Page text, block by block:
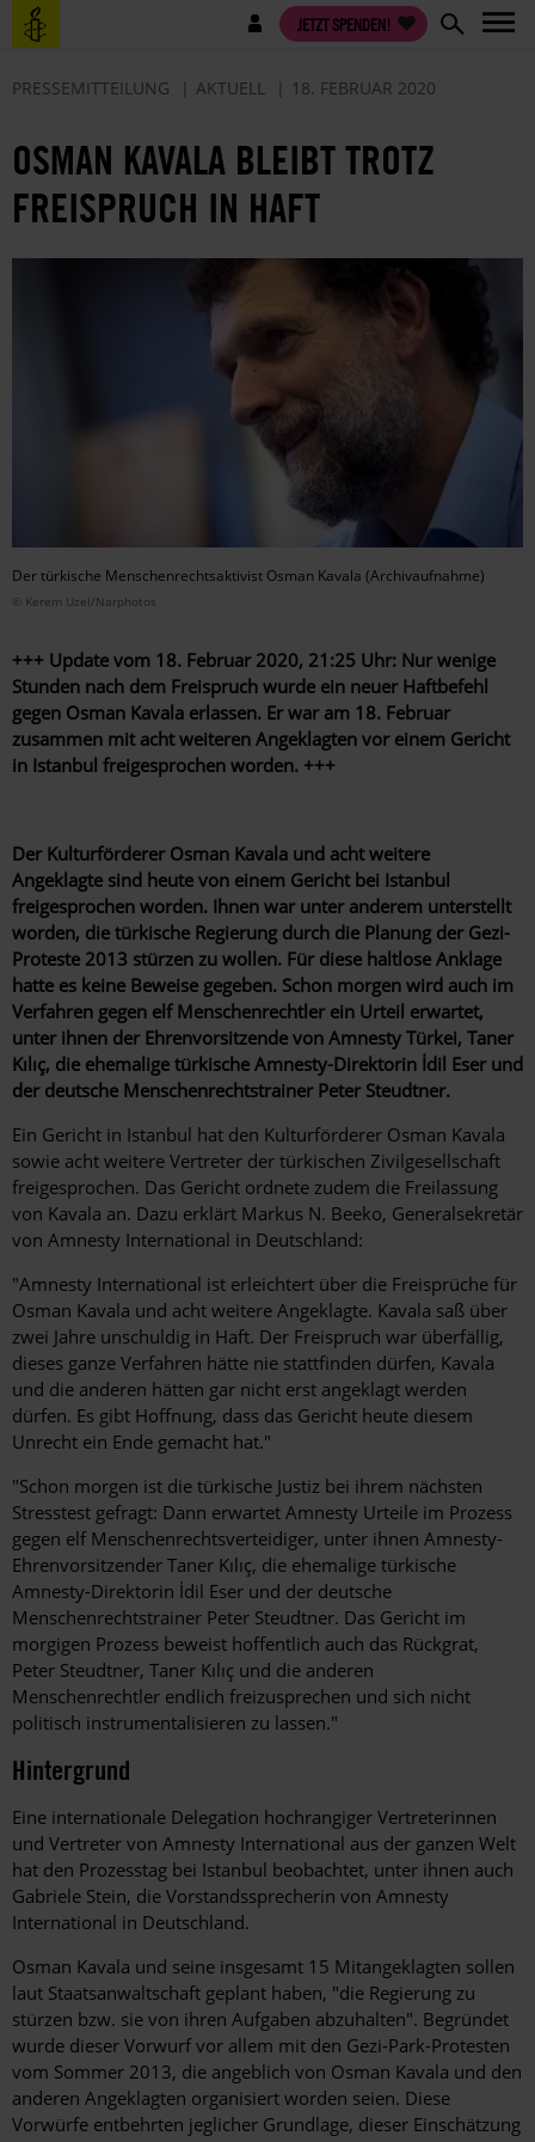
Direkt
zum
Benutzermenü JETZT SPENDEN!
PRESSEMITTEILUNG AKTUELL 18. FEBRUAR 2020
OSMAN KAVALA BLEIBT TROTZ
FREISPRUCH IN HAFT
Der türkische Menschenrechtsaktivist Osman Kavala (Archivaufnahme)
© Kerem Uzel/Narphotos
+++ Update vom 18. Februar 2020, 21:25 Uhr: Nur wenige
Stunden nach dem Freispruch wurde ein neuer Haftbefehl
gegen Osman Kavala erlassen. Er war am 18. Februar
zusammen mit acht weiteren Angeklagten vor einem Gericht
in Istanbul freigesprochen worden. +++
Der Kulturförderer Osman Kavala und acht weitere
Angeklagte sind heute von einem Gericht bei Istanbul
freigesprochen worden. Ihnen war unter anderem unterstellt
worden, die türkische Regierung durch die Planung der Gezi-
Proteste 2013 stürzen zu wollen. Für diese haltlose Anklage
hatte es keine Beweise gegeben. Schon morgen wird auch im
Verfahren gegen elf Menschenrechtler ein Urteil erwartet,
unter ihnen der Ehrenvorsitzende von Amnesty Türkei, Taner
Kılıç, die ehemalige türkische Amnesty-Direktorin İdil Eser und
der deutsche Menschenrechtstrainer Peter Steudtner.
Ein Gericht in Istanbul hat den Kulturförderer Osman Kavala
sowie acht weitere Vertreter der türkischen Zivilgesellschaft
freigesprochen. Das Gericht ordnete zudem die Freilassung
von Kavala an. Dazu erklärt Markus N. Beeko, Generalsekretär
von Amnesty International in Deutschland:
"Amnesty International ist erleichtert über die Freisprüche für
Osman Kavala und acht weitere Angeklagte. Kavala saß über
zwei Jahre unschuldig in Haft. Der Freispruch war überfällig,
dieses ganze Verfahren hätte nie stattfinden dürfen, Kavala
und die anderen hätten gar nicht erst angeklagt werden
dürfen. Es gibt Hoffnung, dass das Gericht heute diesem
Unrecht ein Ende gemacht hat."
"Schon morgen ist die türkische Justiz bei ihrem nächsten
Stresstest gefragt: Dann erwartet Amnesty Urteile im Prozess
gegen elf Menschenrechtsverteidiger, unter ihnen Amnesty-
Ehrenvorsitzender Taner Kılıç, die ehemalige türkische
Amnesty-Direktorin İdil Eser und der deutsche
Menschenrechtstrainer Peter Steudtner. Das Gericht im
morgigen Prozess beweist hoffentlich auch das Rückgrat,
Peter Steudtner, Taner Kılıç und die anderen
Menschenrechtler endlich freizusprechen und sich nicht
politisch instrumentalisieren zu lassen."
Hintergrund
Eine internationale Delegation hochrangiger Vertreterinnen
und Vertreter von Amnesty International aus der ganzen Welt
hat den Prozesstag bei Istanbul beobachtet, unter ihnen auch
Gabriele Stein, die Vorstandssprecherin von Amnesty
International in Deutschland.
Osman Kavala und seine insgesamt 15 Mitangeklagten sollen
laut Staatsanwaltschaft geplant haben, "die Regierung zu
stürzen bzw. sie von ihren Aufgaben abzuhalten". Begründet
wurde dieser Vorwurf vor allem mit den Gezi-Park-Protesten
vom Sommer 2013, die angeblich von Osman Kavala und den
anderen Angeklagten organisiert worden seien. Diese
Vorwürfe entbehrten jeglicher Grundlage, dieser Einschätzung